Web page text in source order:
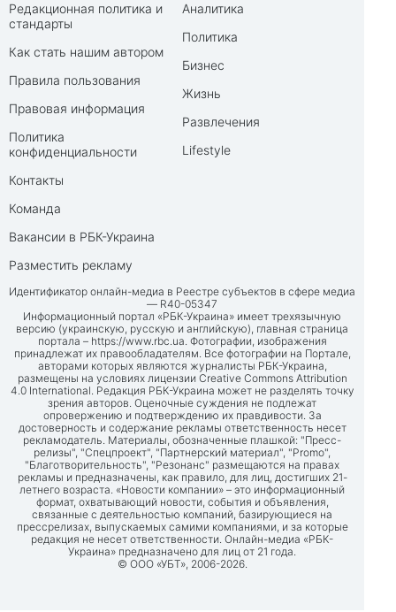
Редакционная политика и
стандарты
Как стать нашим автором
Правила пользования
Правовая информация
Политика
конфиденциальности
Контакты
Команда
Вакансии в РБК-Украина
Разместить рекламу
Аналитика
Политика
Бизнес
Жизнь
Развлечения
Lifestyle
Идентификатор онлайн-медиа в Реестре субъектов в сфере медиа
— R40-05347
Информационный портал «РБК-Украина» имеет трехязычную
версию (украинскую, русскую и английскую), главная страница
портала – https://www.rbc.ua. Фотографии, изображения
принадлежат их правообладателям. Все фотографии на Портале,
авторами которых являются журналисты РБК-Украина,
размещены на условиях лицензии Creative Commons Attribution
4.0 International. Редакция РБК-Украина может не разделять точку
зрения авторов. Оценочные суждения не подлежат
опровержению и подтверждению их правдивости. За
достоверность и содержание рекламы ответственность несет
рекламодатель. Материалы, обозначенные плашкой: "Пресс-
релизы", "Спецпроект", "Партнерский материал", "Promo",
"Благотворительность", "Резонанс" размещаются на правах
рекламы и предназначены, как правило, для лиц, достигших 21-
летнего возраста. «Новости компании» – это информационный
формат, охватывающий новости, события и объявления,
связанные с деятельностью компаний, базирующиеся на
прессрелизах, выпускаемых самими компаниями, и за которые
редакция не несет ответственности. Онлайн-медиа «РБК-
Украина» предназначено для лиц от 21 года.
© ООО «УБТ», 2006-2026.